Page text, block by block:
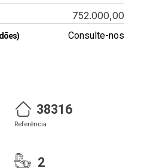
752.000,00
Consulte-nos
38316
Referência
2